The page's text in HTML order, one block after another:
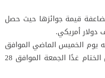
قيمة جوائزها حيث حصل
يوم الخميس الماضي الموافق
20 سبتمبر، ومن المقرر إقامة حفل الختام غدًا الجمعة الموافق 28